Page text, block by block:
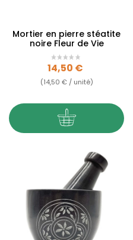
Mortier en pierre stéatite
noire Fleur de Vie
Prix
14,50 €
(14,50 € / unité)